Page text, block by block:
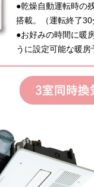
●乾燥自動運転時の
搭載。（運転終了30
●お好みの時間に暖
うに設定可能な暖房